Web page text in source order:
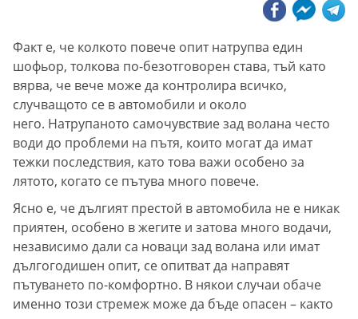
Факт е, че колкото повече опит натрупва един
шофьор, толкова по-безотговорен става, тъй като
вярва, че вече може да контролира всичко,
случващото се в автомобили и около
него. Натрупаното самочувствие зад волана често
води до проблеми на пътя, които могат да имат
тежки последствия, като това важи особено за
лятото, когато се пътува много повече.
Ясно е, че дългият престой в автомобила не е никак
приятен, особено в жегите и затова много водачи,
независимо дали са новаци зад волана или имат
дългогодишен опит, се опитват да направят
пътуването по-комфортно. В някои случаи обаче
именно този стремеж може да бъде опасен – както